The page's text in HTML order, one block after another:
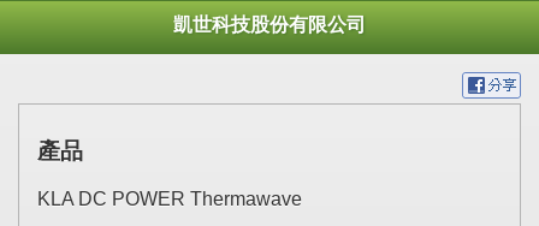
凱世科技股份有限公司
產品
KLA DC POWER Thermawave